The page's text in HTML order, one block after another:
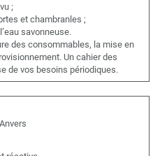
;
et chambranles ;
savonneuse.
des consommables, la mise en
Un cahier des
de vos besoins périodiques.